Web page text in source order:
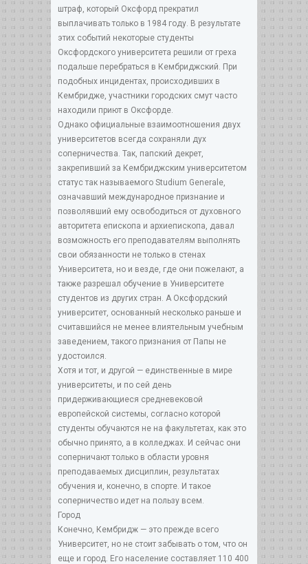
штраф, который Оксфорд прекратил
выплачивать только в 1984 году. В результате
этих событий некоторые студенты
Оксфордского университета решили от греха
подальше перебраться в Кембриджский. При
подобных инцидентах, происходивших в
Кембридже, участники городских смут часто
находили приют в Оксфорде.
Однако официальные взаимоотношения двух
университетов всегда сохраняли дух
соперничества. Так, папский декрет,
закрепивший за Кембриджским университетом
статус так называемого Studium Generale,
означавший международное признание и
позволявший ему освободиться от духовного
авторитета епископа и архиепископа, давал
возможность его преподавателям выполнять
свои обязанности не только в стенах
Университета, но и везде, где они пожелают, а
также разрешал обучение в Университете
студентов из других стран. А Оксфордский
университет, основанный несколько раньше и
считавшийся не менее влиятельным учебным
заведением, такого признания от Папы не
удостоился.
Хотя и тот, и другой — единственные в мире
университеты, и по сей день
придерживающиеся средневековой
европейской системы, согласно которой
студенты обучаются не на факультетах, как это
обычно принято, а в колледжах. И сейчас они
соперничают только в области уровня
преподаваемых дисциплин, результатах
обучения и, конечно, в спорте. И такое
соперничество идет на пользу всем.
Город
Конечно, Кембридж — это прежде всего
Университет, но не стоит забывать о том, что он
еще и город. Его население составляет 110 400